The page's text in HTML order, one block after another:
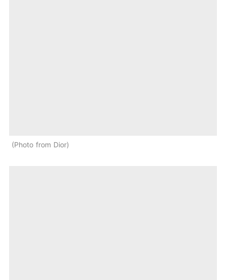
Photo from Dior